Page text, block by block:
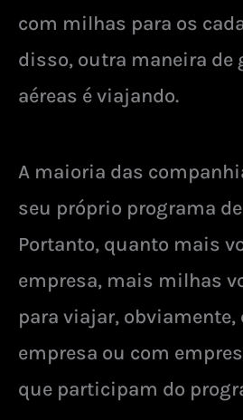
com milhas para os
disso, outra maneira de
aéreas é viajando.
A maioria das
seu próprio programa
Portanto, quanto mais
empresa, mais milhas
para viajar, obviamente,
empresa ou com
que participam do